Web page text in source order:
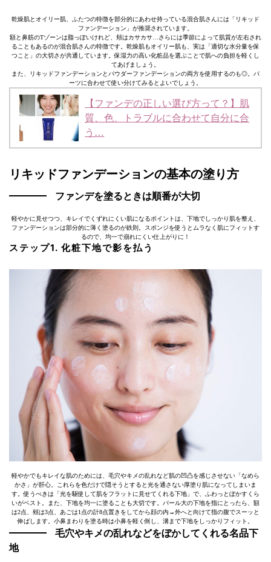
乾燥肌とオイリー肌、ふたつの特徴を部分的にあわせ持っている混合肌さんには「リキッド
ファンデーション」が推奨されています。
額と鼻筋のTゾーンは脂っぽいけれど、頬はカサカサ…さらには季節によって肌質が左右され
ることもあるのが混合肌さんの特徴です。乾燥肌もオイリー肌も、実は「適切な水分量を保
つこと」の大切さが共通しています。保湿力の高い化粧品を選ぶことで肌への負担を軽くし
てあげましょう。
また、リキッドファンデーションとパウダーファンデーションの両方を使用するのも◎。パ
ーツに合わせて使い分けてみるとよいでしょう。
【ファンデの正しい選び方って？】肌
質、色、トラブルに合わせて自分に合
う…
リキッドファンデーションの基本の塗り方
ファンデを塗るときは順番が大切
軽やかに見せつつ、キレイでくずれにくい肌になるポイントは、下地でしっかり肌を整え、
ファンデーションは部分的に薄く塗るのが鉄則。スポンジを使うとムラなく肌にフィットす
るので、均一で崩れにくい仕上がりに！
ステップ1. 化粧下地で影を払う
軽やかでもキレイな肌のためには、毛穴やキメの乱れなど肌の凹凸を感じさせない「なめら
かさ」が肝心。これらを色だけで隠そうとすると光を通さない厚塗り肌になってしまいま
す。使うべきは「光を駆使して肌をフラットに見せてくれる下地」で、ふわっとぼかすくら
いがベスト。また、下地を均一に塗ることも大切です。パール大の下地を指にとったら、額
は2点、頰は3点、あごは1点の計8点置きをしてから顔の内→外へと向けて指の腹でスーッと
伸ばします。小鼻まわりを塗る時は小鼻を軽く倒し、溝まで下地をしっかりフィット。
毛穴やキメの乱れなどをぼかしてくれる名品下
地